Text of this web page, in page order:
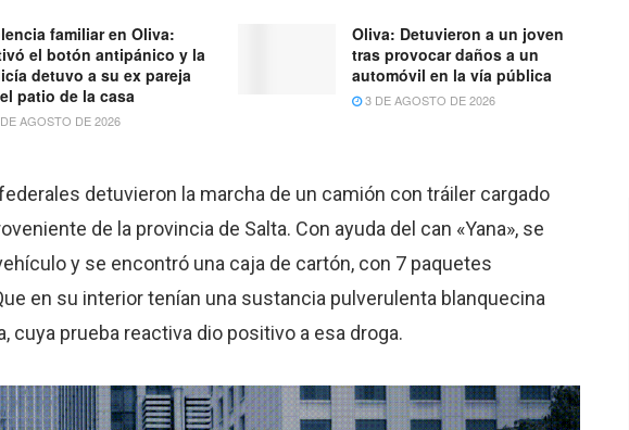
familiar en Oliva:
el botón antipánico y la
detuvo a su ex pareja
patio de la casa
AGOSTO DE 2026
Oliva: Detuvieron a un joven
tras provocar daños a un
automóvil en la vía pública
3 DE AGOSTO DE 2026
detuvieron la marcha de un camión con tráiler cargado
de la provincia de Salta. Con ayuda del can «Yana», se
y se encontró una caja de cartón, con 7 paquetes
en su interior tenían una sustancia pulverulenta blanquecina
cuya prueba reactiva dio positivo a esa droga.